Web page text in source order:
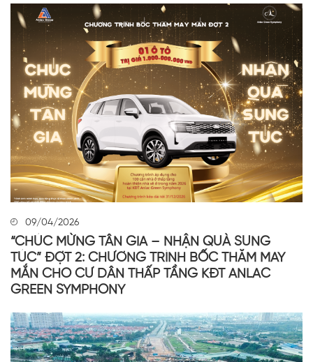
09/04/2026
“CHÚC MỪNG TÂN GIA – NHẬN QUÀ SUNG
TÚC” ĐỢT 2: CHƯƠNG TRÌNH BỐC THĂM MAY
MẮN CHO CƯ DÂN THẤP TẦNG KĐT ANLAC
GREEN SYMPHONY